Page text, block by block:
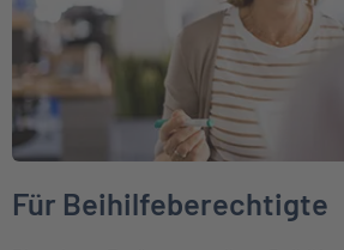
Für Beihilfeberechtigte